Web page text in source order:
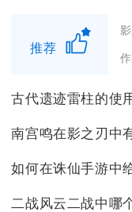
推荐
古代遗迹雷柱的使
南宫鸣在影之刃中
如何在诛仙手游中